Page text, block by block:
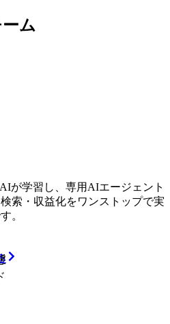
ム
学習し、専用AIエージェント
・収益化をワンストップで実